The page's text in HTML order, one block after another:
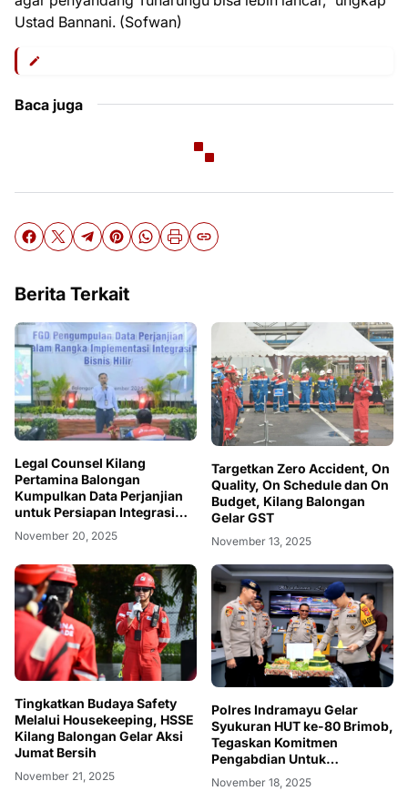
Ustad Bannani. (Sofwan)
Baca juga
Berita Terkait
Legal Counsel Kilang
Pertamina Balongan
Kumpulkan Data Perjanjian
untuk Persiapan Integrasi
Bisnis Hilir Pertamina
November 20, 2025
Targetkan Zero Accident, On
Quality, On Schedule dan On
Budget, Kilang Balongan
Gelar GST
November 13, 2025
Tingkatkan Budaya Safety
Melalui Housekeeping, HSSE
Kilang Balongan Gelar Aksi
Jumat Bersih
November 21, 2025
Polres Indramayu Gelar
Syukuran HUT ke-80 Brimob,
Tegaskan Komitmen
Pengabdian Untuk
Masyarakat
November 18, 2025